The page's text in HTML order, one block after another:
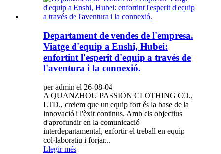
Departament de vendes de l'empresa.
Viatge d'equip a Enshi, Hubei:
enfortint l'esperit d'equip a través de
l'aventura i la connexió.
per admin el 26-08-04
A QUANZHOU PASSION CLOTHING CO.,
LTD., creiem que un equip fort és la base de la
innovació i l'èxit continus. Amb els objectius
d'aprofundir en la comunicació
interdepartamental, enfortir el treball en equip
col·laboratiu i forjar...
Llegir més